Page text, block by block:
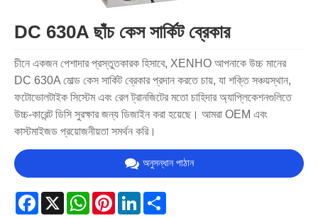
DC 630A ছাঁচ কেস সার্কিট ব্রেকার
চীনে একজন পেশাদার প্রস্তুতকারক হিসাবে, XENHO আপনাকে উচ্চ মানের
DC 630A মোল্ড কেস সার্কিট ব্রেকার প্রদান করতে চায়, যা শক্তি সঞ্চয়স্থান,
ফটোভোলটাইক সিস্টেম এবং রেল ট্রানজিটের মতো চাহিদার অ্যাপ্লিকেশনগুলিতে
উচ্চ-কারেন্ট ডিসি সুরক্ষার জন্য ডিজাইন করা হয়েছে। আমরা OEM এবং
কাস্টমাইজড প্রয়োজনীয়তা সমর্থন করি।
অনুসন্ধান পাঠান
Facebook
X WhatsApp
PinterestLinkedIn